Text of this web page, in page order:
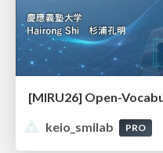
keio_smilab
PRO